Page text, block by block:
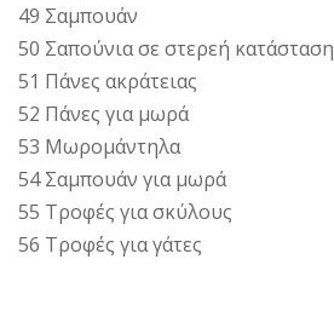
49 Σαμπουάν
50 Σαπούνια σε στερεή κατάσταση
51 Πάνες ακράτειας
52 Πάνες για μωρά
53 Μωρομάντηλα
54 Σαμπουάν για μωρά
55 Τροφές για σκύλους
56 Τροφές για γάτες